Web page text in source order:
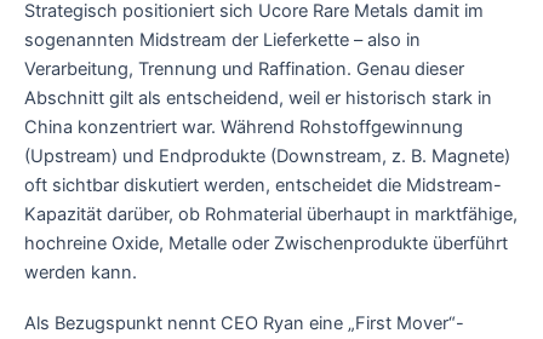
Strategisch positioniert sich Ucore Rare Metals damit im
sogenannten Midstream der Lieferkette – also in
Verarbeitung, Trennung und Raffination. Genau dieser
Abschnitt gilt als entscheidend, weil er historisch stark in
China konzentriert war. Während Rohstoffgewinnung
(Upstream) und Endprodukte (Downstream, z. B. Magnete)
oft sichtbar diskutiert werden, entscheidet die Midstream-
Kapazität darüber, ob Rohmaterial überhaupt in marktfähige,
hochreine Oxide, Metalle oder Zwischenprodukte überführt
werden kann.
Als Bezugspunkt nennt CEO Ryan eine „First Mover“-